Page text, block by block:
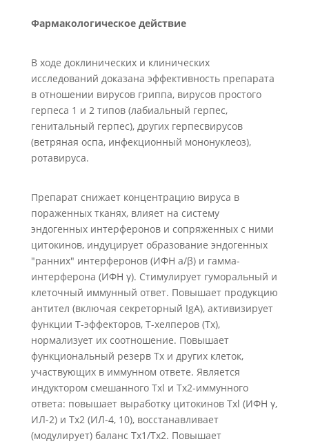
Фармакологическое действие
В ходе доклинических и клинических
исследований доказана эффективность препарата
в отношении вирусов гриппа, вирусов простого
герпеса 1 и 2 типов (лабиальный герпес,
генитальный герпес), других герпесвирусов
(ветряная оспа, инфекционный мононуклеоз),
ротавируса.
Препарат снижает концентрацию вируса в
пораженных тканях, влияет на систему
эндогенных интерферонов и сопряженных с ними
цитокинов, индуцирует образование эндогенных
"ранних" интерферонов (ИФН а/β) и гамма-
интерферона (ИФН γ). Стимулирует гуморальный и
клеточный иммунный ответ. Повышает продукцию
антител (включая секреторный IgA), активизирует
функции Т-эффекторов, Т-хелперов (Тх),
нормализует их соотношение. Повышает
функциональный резерв Тх и других клеток,
участвующих в иммунном ответе. Является
индуктором смешанного Txl и Тх2-иммунного
ответа: повышает выработку цитокинов Txl (ИФН γ,
ИЛ-2) и Тх2 (ИЛ-4, 10), восстанавливает
(модулирует) баланс Тх1/Тх2. Повышает